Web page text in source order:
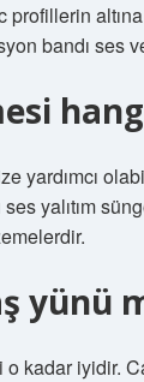
altına
bandı ses
yardımcı
ses yalıtım
yünü
kadar iyidir.